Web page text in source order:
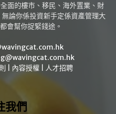
面的樓市、移民、海外置業、財
論你係投資新手定係資產管理大
會幫你捉緊錢途。
內容授權 人才招聘
我們